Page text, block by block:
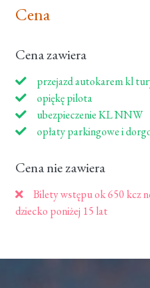
Cena
Cena zawiera
przejazd autokarem kl
opiękę pilota
ubezpieczenie KL NNW
opłaty parkingowe i
Cena nie zawiera
Bilety wstępu ok 650 kcz
dziecko poniżej 15 lat